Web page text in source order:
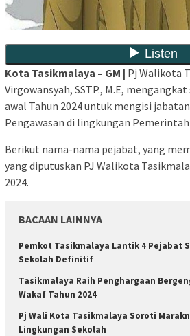
Kota Tasikmalaya – GM | Pj Walikota
Virgowansyah, SSTP., M.E,
awal Tahun 2024 untuk mengisi
Pengawasan di lingkungan
Berikut nama-nama pejabat, yang
yang diputuskan PJ Walikota
2024.
BACAAN LAINNYA
Pemkot Tasikmalaya Lantik 4 Pejabat
Sekolah Definitif
Tasikmalaya Raih Penghargaan
Wakaf Tahun 2024
Pj Wali Kota Tasikmalaya Soroti
Lingkungan Sekolah